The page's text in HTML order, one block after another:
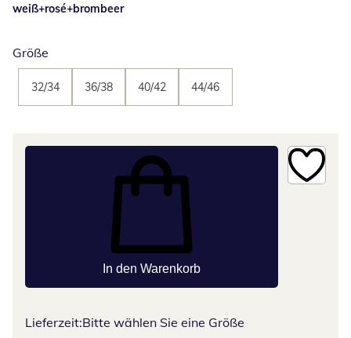
weiß+rosé+brombeer
Größe
32/34 36/38 40/42 44/46
In den Warenkorb
Lieferzeit:Bitte wählen Sie eine Größe